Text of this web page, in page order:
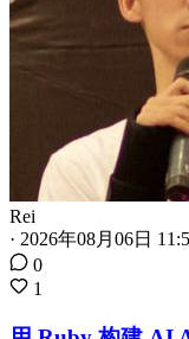
Rei
· 2026年08月06日
0
1